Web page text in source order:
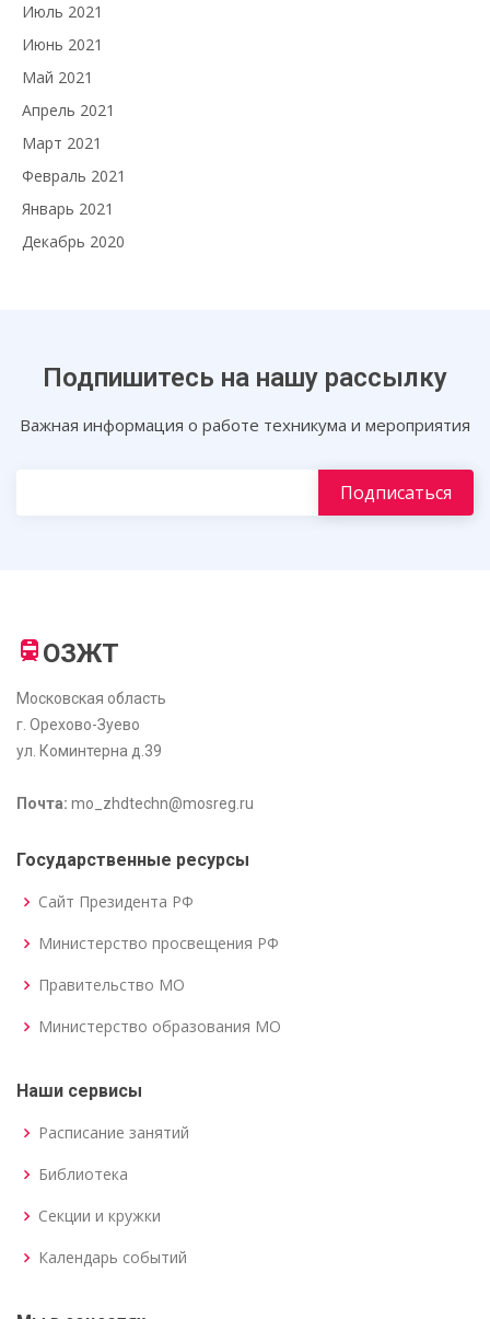
Июль 2021
Июнь 2021
Май 2021
Апрель 2021
Март 2021
Февраль 2021
Январь 2021
Декабрь 2020
Подпишитесь на нашу рассылку
Важная информация о работе техникума и мероприятия
ОЗЖТ
Московская область
г. Орехово-Зуево
ул. Коминтерна д.39
Почта: mo_zhdtechn@mosreg.ru
Государственные ресурсы
Сайт Президента РФ
Министерство просвещения РФ
Правительство МО
Министерство образования МО
Наши сервисы
Расписание занятий
Библиотека
Секции и кружки
Календарь событий